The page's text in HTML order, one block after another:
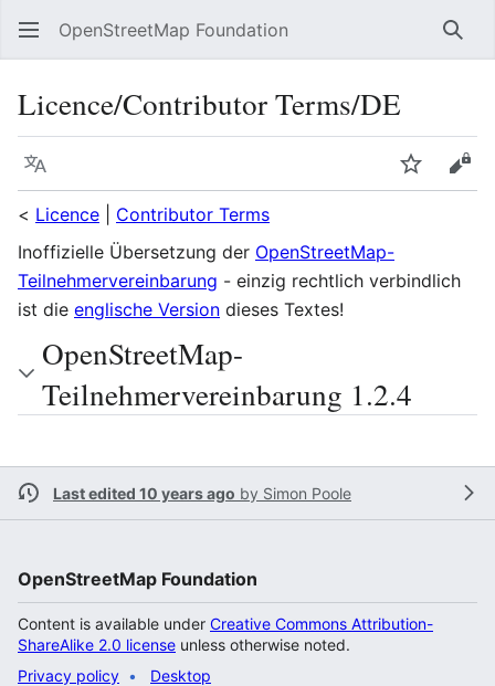
OpenStreetMap Foundation
Licence/Contributor Terms/DE
Language Watch
< Licence
Contributor Terms
Inoffizielle Übersetzung der OpenStreetMap-
Teilnehmervereinbarung - einzig rechtlich verbindlich
ist die englische Version dieses Textes!
OpenStreetMap-
Teilnehmervereinbarung 1.2.4
Last edited 10 years ago by Simon Poole
OpenStreetMap Foundation
Content is available under Creative Commons Attribution-
ShareAlike 2.0 license unless otherwise noted.
Privacy policy
Desktop